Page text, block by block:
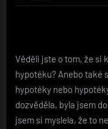
Věděli jste o tom, že si
hypotéku? Anebo také
hypotéky nebo
dozvěděla, byla jsem
jsem si myslela, že to